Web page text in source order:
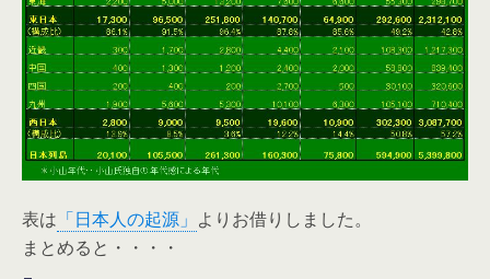
表は 「日本人の起源」 よりお借りしました。
まとめると・・・・